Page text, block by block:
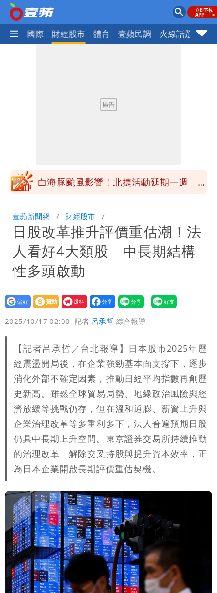
社會 國際 財經股市 體育 壹蘋民調 火線話題
180噸 買1送1開搶
徐佳青遭疑「5年爽花2300萬公帑」 本
修圖真實狀態曝光
白海豚颱風影響！北捷活動延期一週 貓
存在 再度被嗆：李白、杜甫用鮮卑文寫
詩？
白海豚颱風應變！超市、量販防颱備貨
180噸 買1送1開搶
徐佳青遭疑「5年爽花2300萬公帑」 本
人回應了
壹蘋新聞網 財經股市
日股改革推升評價重估潮！法
人看好4大類股 中長期結構
性多頭啟動
設為
贊助
我要
爆料
2025/10/17 02:00 記者 呂承哲 綜合報導
【記者呂承哲／台北報導】日本股市2025年歷
經震盪開局後，在企業強勁基本面支撐下，逐步
消化外部不確定因素，推動日經平均指數再創歷
史新高。雖然全球貿易局勢、地緣政治風險與經
濟放緩等挑戰仍存，但在溫和通膨、薪資上升與
企業治理改革等多重利多下，法人普遍預期日股
仍具中長期上升空間。東京證券交易所持續推動
的治理改革、解除交叉持股與提升資本效率，正
為日本企業開啟長期評價重估契機。